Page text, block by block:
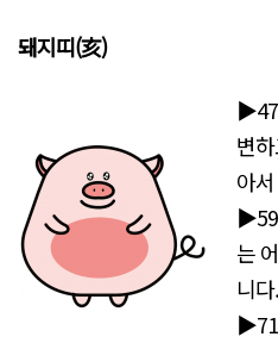
돼지띠(亥)
▶47
변
아
▶59
는
니
▶71